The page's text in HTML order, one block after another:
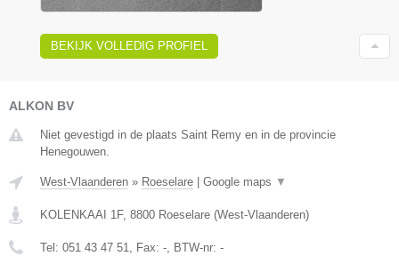
BEKIJK VOLLEDIG PROFIEL
ALKON BV
Niet gevestigd in de plaats Saint Remy en in de provincie
Henegouwen.
West-Vlaanderen » Roeselare Google maps ▼
KOLENKAAI 1F, 8800 Roeselare (West-Vlaanderen)
Tel: 051 43 47 51, Fax: -, BTW-nr: -